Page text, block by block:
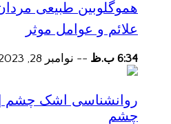
هموگلوبین طبیعی
علائم و عوامل موثر
6:34 ب.ظ -- نوامبر 28, 2023
روانشناسی اشک چشم
چشم